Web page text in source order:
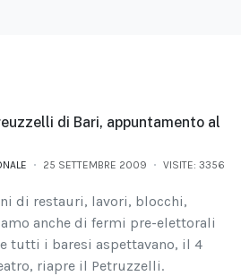
di Bari, appuntamento al
25 SETTEMBRE 2009 VISITE: 3356
di restauri, lavori, blocchi,
anche di fermi pre-elettorali
tutti i baresi aspettavano, il 4
riapre il Petruzzelli.